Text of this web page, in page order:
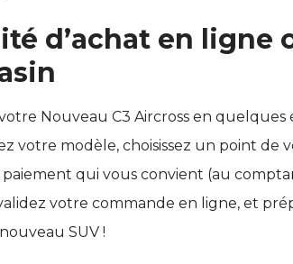
d’achat en ligne
Nouveau C3 Aircross en quelques
votre modèle, choisissez un point de
qui vous convient (au
votre commande en ligne, et
SUV !